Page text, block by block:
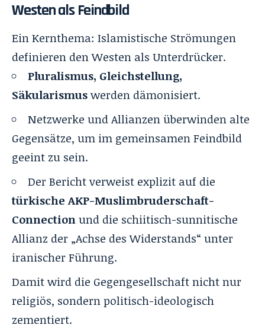
Westen als Feindbild
Ein Kernthema: Islamistische Strömungen
definieren den Westen als Unterdrücker.
Pluralismus, Gleichstellung,
Säkularismuswerden dämonisiert.
Netzwerke und Allianzen überwinden alte
Gegensätze, um im gemeinsamen Feindbild
geeint zu sein.
Der Bericht verweist explizit auf die
türkische AKP-Muslimbruderschaft-
Connectionund die schiitisch-sunnitische
Allianz der „Achse des Widerstands“ unter
iranischer Führung.
Damit wird die Gegengesellschaft nicht nur
religiös, sondern politisch-ideologisch
zementiert.